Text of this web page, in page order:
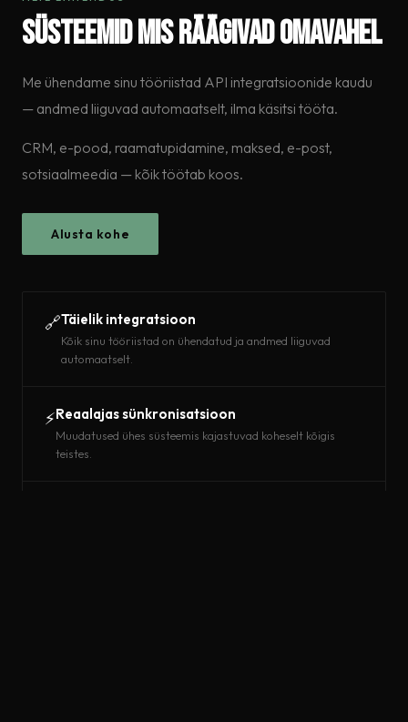
Süsteemid mis räägivad omavahel
Me ühendame sinu tööriistad API integratsioonide kaudu
— andmed liiguvad automaatselt, ilma käsitsi tööta.
CRM, e-pood, raamatupidamine, maksed, e-post,
sotsiaalmeedia — kõik töötab koos.
Alusta kohe
🔗Täielik integratsioon
Kõik sinu tööriistad on ühendatud ja andmed liiguvad
automaatselt.
⚡Reaalajas sünkronisatsioon
Muudatused ühes süsteemis kajastuvad koheselt kõigis
teistes.